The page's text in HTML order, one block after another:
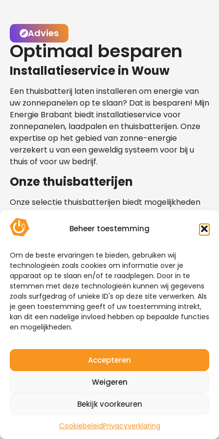
Beheer toestemming
Om de beste ervaringen te bieden, gebruiken wij
technologieën zoals cookies om informatie over je
apparaat op te slaan en/of te raadplegen. Door in te
stemmen met deze technologieën kunnen wij gegevens
zoals surfgedrag of unieke ID's op deze site verwerken. Als
je geen toestemming geeft of uw toestemming intrekt,
kan dit een nadelige invloed hebben op bepaalde functies
en mogelijkheden.
Accepteren
Weigeren
Bekijk voorkeuren
CookiebeleidPrivacyverklaring
Advies
Optimaal besparen
Installatieservice in Wouw
Een thuisbatterij laten installeren om energie van
uw zonnepanelen op te slaan? Dat is besparen! Mijn
Energie Brabant biedt installatieservice voor
zonnepanelen, laadpalen en thuisbatterijen. Onze
expertise op het gebied van zonne-energie
verzekert u van een geweldig systeem voor bij u
thuis of voor uw bedrijf.
Onze thuisbatterijen
Onze selectie thuisbatterijen biedt mogelijkheden
hieronder welke thuisbatterijen wij aanbieden.
Vergelijk zelf de batterijen of maak gebruik van
Systeemgarantie
Mijn Energie Brabant installeert niet alleen
thuisbatterijen. Heeft u ook interesse in het
plaatsen van zonnepanelen en laadpalen? Wij
maken het systeem compleet. Neem vrijblijvend
om een offerte of een adviesgesprek zodat we uw
situatie kunnen bespreken.
Ontvang een voorstel + offerte